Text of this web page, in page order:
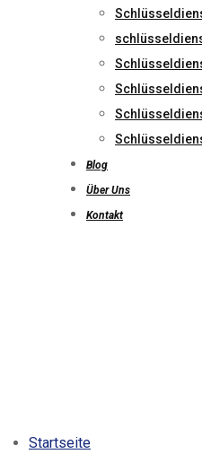
Blog
Über Uns
Kontakt
Startseite